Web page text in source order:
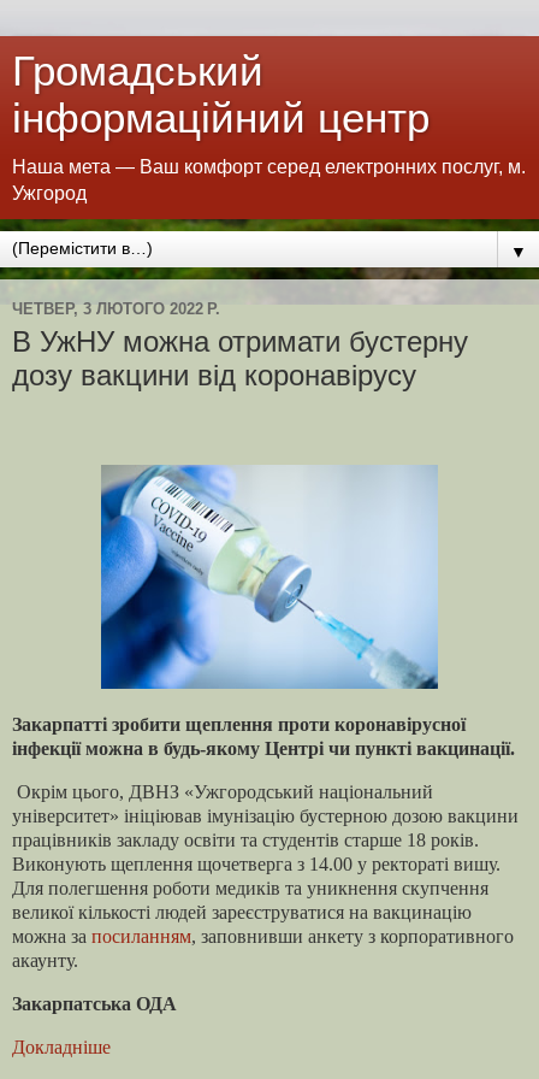
Громадський
інформаційний центр
Наша мета — Ваш комфорт серед електронних послуг, м.
Ужгород
▼
ЧЕТВЕР, 3 ЛЮТОГО 2022 Р.
В УжНУ можна отримати бустерну
дозу вакцини від коронавірусу
Закарпатті зробити щеплення проти коронавірусної
інфекції можна в будь-якому Центрі чи пункті вакцинації.
Окрім цього, ДВНЗ «Ужгородський національний
університет» ініціював імунізацію бустерною дозою вакцини
працівників закладу освіти та студентів старше 18 років.
Виконують щеплення щочетверга з 14.00 у ректораті вишу.
Для полегшення роботи медиків та уникнення скупчення
великої кількості людей зареєструватися на вакцинацію
можна за посиланням, заповнивши анкету з корпоративного
акаунту.
Закарпатська ОДА
Докладніше